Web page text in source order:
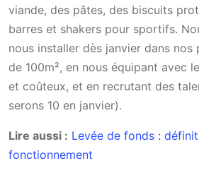
viande, des pâtes, des biscuits
barres et shakers pour sportifs.
nous installer dès janvier dans
de 100m², en nous équipant avec
et coûteux, et en recrutant des
serons 10 en janvier).
Lire aussi : Levée de fonds :
fonctionnement